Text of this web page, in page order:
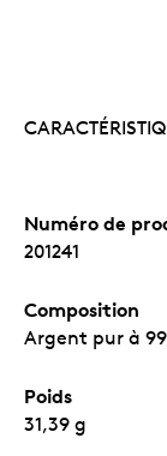
Numéro de
201241
Composition
Argent pur à
Poids
31,39 g